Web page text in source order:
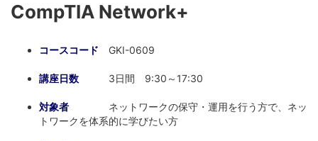
CompTIA Network+
コースコード GKI-0609
講座日数 3日間 9:30～17:30
対象者 ネットワークの保守・運用を行う方で、ネッ
トワークを体系的に学びたい方